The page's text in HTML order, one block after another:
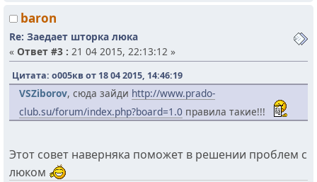
baron
Re: Заедает шторка люка
« Ответ #3 : 21 04 2015, 22:13:12 »
Цитата: о005кв от 18 04 2015, 14:46:19
VSZiborov, сюда зайди http://www.prado-
club.su/forum/index.php?board=1.0 правила такие!!!
Этот совет наверняка поможет в решении проблем с
люком